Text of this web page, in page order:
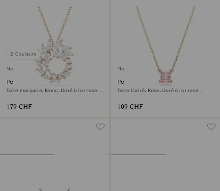
2 Couleurs
Nouveau
Pendentif Mesmera
Taille marquise, Blanc, Doré à l’or rose
179 CHF
Nouveau
Pendentif Stilla
Taille Carré, Rose, Doré à l’or rose
109 CHF